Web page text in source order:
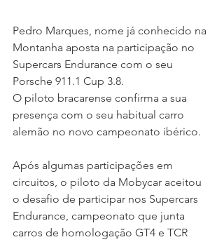
Pedro Marques, nome já conhecido na
Montanha aposta na participação no
Supercars Endurance com o seu
Porsche 911.1 Cup 3.8.
O piloto bracarense confirma a sua
presença com o seu habitual carro
alemão no novo campeonato ibérico.
Após algumas participações em
circuitos, o piloto da Mobycar aceitou
o desafio de participar nos Supercars
Endurance, campeonato que junta
carros de homologação GT4 e TCR